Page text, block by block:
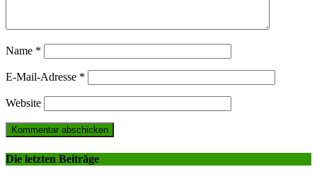
Name *
E-Mail-Adresse *
Website
Die letzten Beiträge